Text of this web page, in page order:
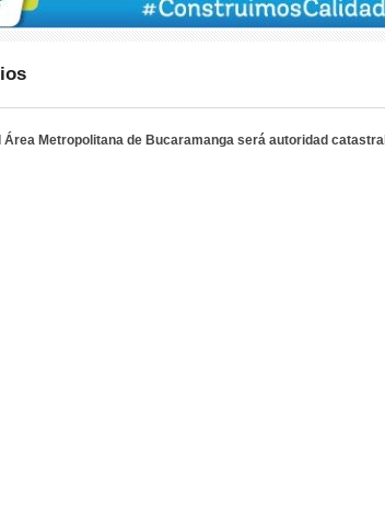
Área Metropolitana de Bucaramanga será autoridad catastral